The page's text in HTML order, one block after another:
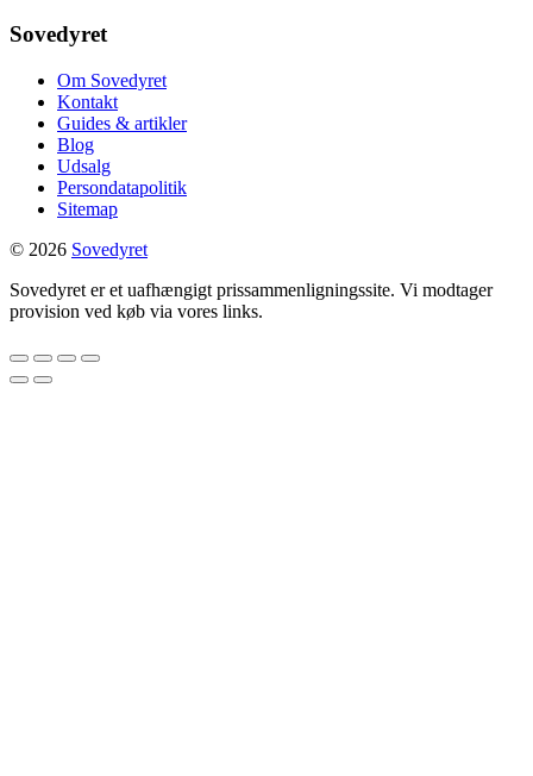
Sovedyret
Om Sovedyret
Kontakt
Guides & artikler
Blog
Udsalg
Persondatapolitik
Sitemap
© 2026 Sovedyret
Sovedyret er et uafhængigt prissammenligningssite. Vi modtager
provision ved køb via vores links.